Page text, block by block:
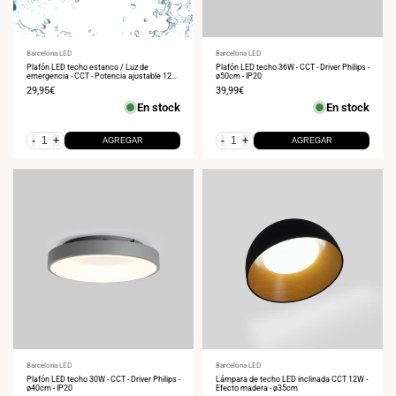
Proveedor:
Barcelona LED
Plafón LED techo estanco / Luz de
emergencia - CCT - Potencia ajustable 12W-
Precio
29,95€
En stock
- + AGREGAR
Proveedor:
Barcelona LED
Plafón LED techo 36W - CCT - Driver Philips -
ø50cm - IP20
Precio
39,99€
En stock
- + AGREGAR
Proveedor:
Barcelona LED
Plafón LED techo 30W - CCT - Driver Philips -
ø40cm - IP20
Proveedor:
Barcelona LED
Lámpara de techo LED inclinada CCT 12W -
Efecto madera - ø35cm